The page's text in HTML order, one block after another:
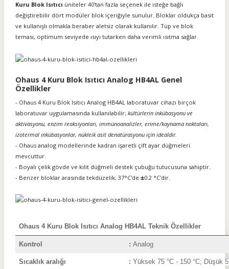
Kuru Blok Isıtıcı üniteler 40'tan fazla seçenek ile isteğe bağlı
değiştirebilir dört modüler blok içeriğiyle sunulur. Bloklar oldukça basit
ve kullanışlı olmakla beraber aletsiz olarak kullanılır. Tüp ve blok
teması, optimum seviyede ısıyı tutarken daha verimli ısıtma sağlar.
Ohaus 4 Kuru Blok Isıtıcı Analog HB4AL Genel
Özellikler
- Ohaus 4 Kuru Blok Isıtıcı Analog HB4AL laboratuvar cihazı birçok
laboratuvar uygulamasında kullanılabilir; kültürlerin inkübasyonu ve
aktivasyonu, enzim reaksiyonları, immünoanalizler, erime/kaynama noktaları,
izotermal inkübasyonlar, nükleik asit denatürasyonu için idealdir.
- Ohaus analog modellerinde kadran işaretli çift ayar düğmeleri
mevcuttur.
- Boyalı çelik gövde ve kilit düğmeli destek çubuğu tutucusuna sahiptir.
- Benzer bloklar arasında tekdüzelik; 37°C'de ±0.2 °C'dir.
Ohaus 4 Kuru Blok Isıtıcı Analog HB4AL Teknik Özellikler
Kontrol :
Sıcaklık aralığı : Yüksek 75 °C - 150 °C; Düşük